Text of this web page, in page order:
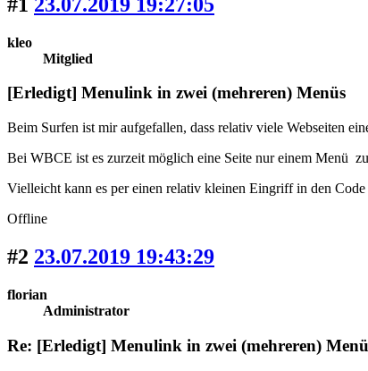
kleo
Mitglied
[Erledigt] Menulink in zwei (mehreren) Menüs
Beim Surfen ist mir aufgefallen, dass relativ viele Webseiten
Bei WBCE ist es zurzeit möglich eine Seite nur einem Menü
Vielleicht kann es per einen relativ kleinen Eingriff in den Code
Offline
#2 23.07.2019 19:43:29
florian
Administrator
Re: [Erledigt] Menulink in zwei (mehreren)